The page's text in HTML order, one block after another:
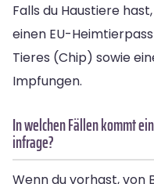
Falls du Haustiere
einen EU-
Tieres (Chip) sowie
Impfungen.
In welchen Fällen kommt
infrage?
Wenn du vorhast, von